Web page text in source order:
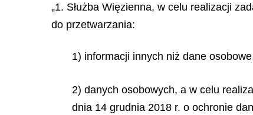
„1. Służba Więzienna, w celu realizacji
do przetwarzania:
1) informacji innych niż dane
2) danych osobowych, a w celu
dnia 14 grudnia 2018 r. o ochronie